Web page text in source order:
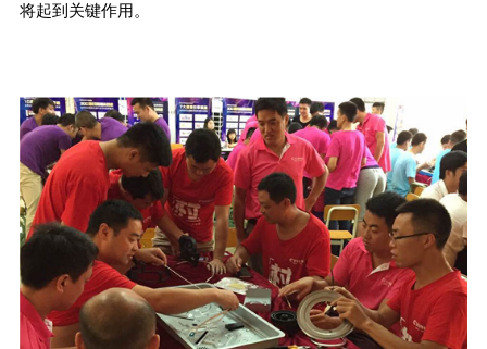
将起到关键作用。